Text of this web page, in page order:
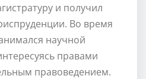
и получил
Во время
научной
правами
правоведением.